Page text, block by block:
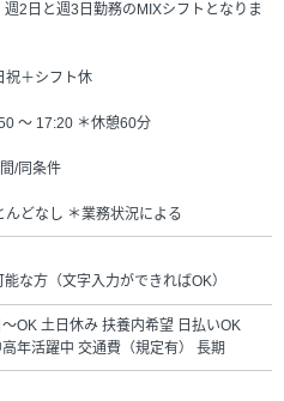
2日と週3日勤務のMIXシフトとなりま
＋シフト休
～ 17:20 ＊休憩60分
/同条件
どなし ＊業務状況による
能な方（文字入力ができればOK）
OK 土日休み 扶養内希望 日払いOK
高年活躍中 交通費（規定有） 長期